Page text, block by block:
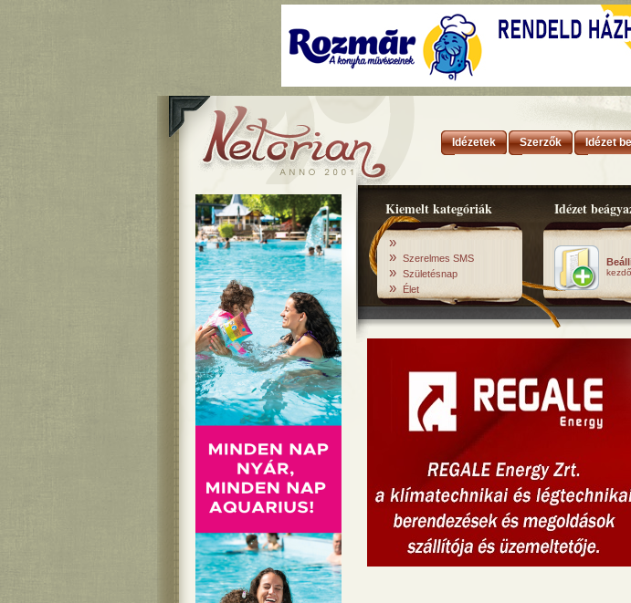
Idézetek Szerzők Idézet
Kiemelt kategóriák
»
» Szerelmes SMS
» Születésnap
» Élet
Idézet